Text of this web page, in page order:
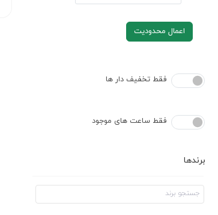
اعمال محدودیت
فقط تخفیف دار ها
فقط ساعت های موجود
برندها